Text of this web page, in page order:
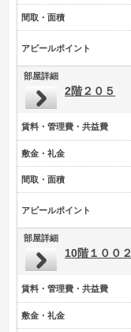
間取・面積
アピールポイント
部屋詳細
2階２０５
賃料・管理費・共益費
敷金・礼金
間取・面積
アピールポイント
部屋詳細
10階１００２
賃料・管理費・共益費
敷金・礼金